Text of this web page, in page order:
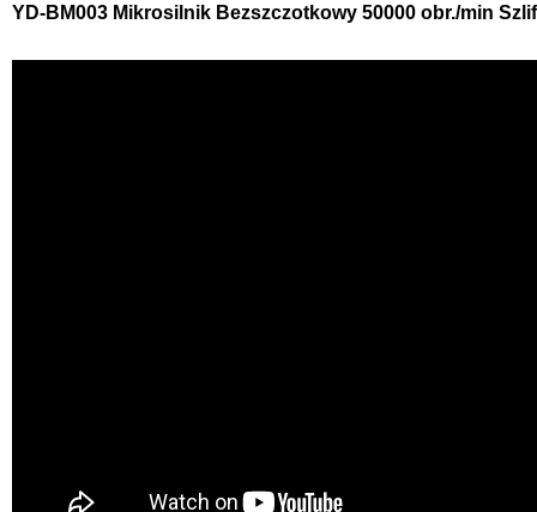
YD-BM003 Mikrosilnik Bezszczotkowy 50000 obr./min